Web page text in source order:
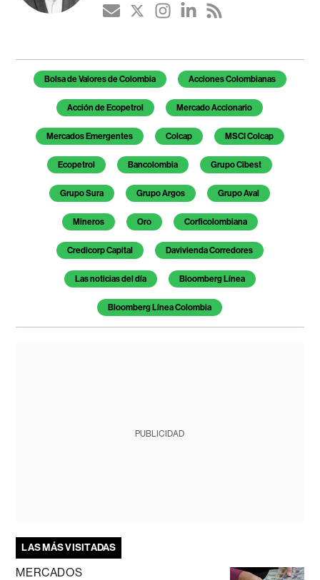
Temas de este artículo
Bolsa de Valores de Colombia Acciones Colombianas
Acción de Ecopetrol Mercado Accionario
Mercados Emergentes Colcap MSCI Colcap
Ecopetrol Bancolombia Grupo Cibest
Grupo Sura Grupo Argos Grupo Aval
Mineros Oro Corficolombiana
Credicorp Capital Davivienda Corredores
Las noticias del día Bloomberg Línea
Bloomberg Línea Colombia
PUBLICIDAD
LAS MÁS VISITADAS
MERCADOS